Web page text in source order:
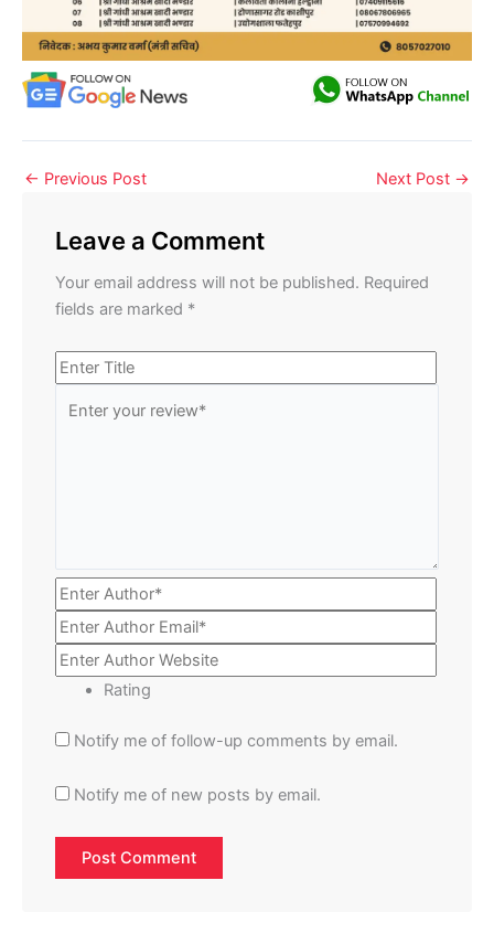
← Previous Post Next Post →
Leave a Comment
Your email address will not be published. Required
fields are marked *
Rating
Notify me of follow-up comments by email.
Notify me of new posts by email.